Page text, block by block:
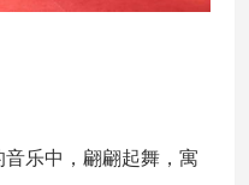
乐中，翩翩起舞，寓